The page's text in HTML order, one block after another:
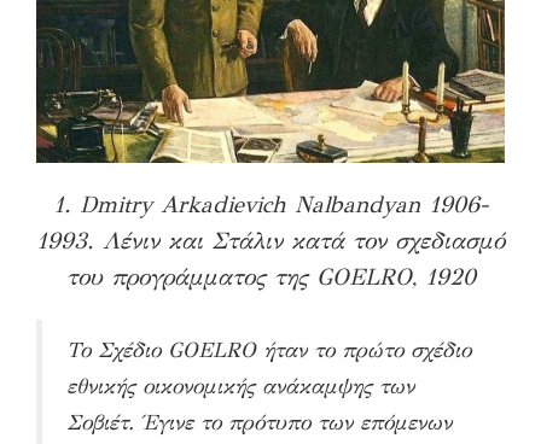
1. Dmitry Arkadievich Nalbandyan 1906-
1993. Λένιν και Στάλιν κατά τον σχεδιασμό
του προγράμματος της GOELRO, 1920
Το Σχέδιο GOELRO ήταν το πρώτο σχέδιο
εθνικής οικονομικής ανάκαμψης των
Σοβιέτ. Έγινε το πρότυπο των επόμενων